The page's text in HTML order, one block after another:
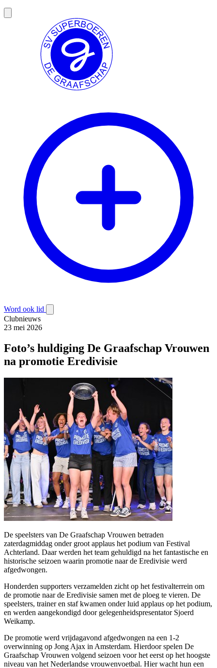
Word ook lid
Clubnieuws
23 mei 2026
Foto’s huldiging De Graafschap Vrouwen
na promotie Eredivisie
De speelsters van De Graafschap Vrouwen betraden
zaterdagmiddag onder groot applaus het podium van Festival
Achterland. Daar werden het team gehuldigd na het fantastische en
historische seizoen waarin promotie naar de Eredivisie werd
afgedwongen.
Honderden supporters verzamelden zicht op het festivalterrein om
de promotie naar de Eredivisie samen met de ploeg te vieren. De
speelsters, trainer en staf kwamen onder luid applaus op het podium,
en werden aangekondigd door gelegenheidspresentator Sjoerd
Weikamp.
De promotie werd vrijdagavond afgedwongen na een 1-2
overwinning op Jong Ajax in Amsterdam. Hierdoor spelen De
Graafschap Vrouwen volgend seizoen voor het eerst op het hoogste
niveau van het Nederlandse vrouwenvoetbal. Hier wacht hun een